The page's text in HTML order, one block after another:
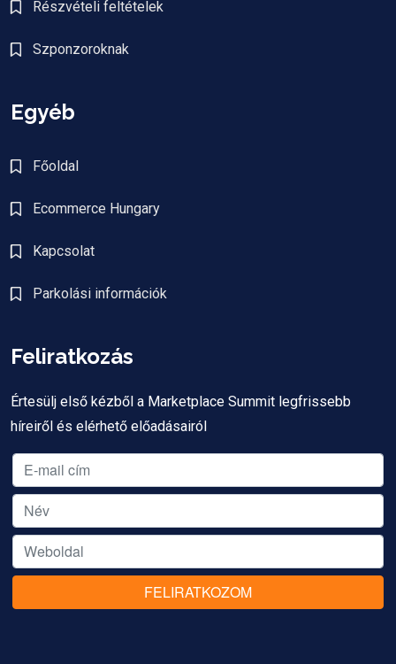
Részvételi feltételek
Szponzoroknak
Egyéb
Főoldal
Ecommerce Hungary
Kapcsolat
Parkolási információk
Feliratkozás
Értesülj első kézből a Marketplace Summit legfrissebb
híreiről és elérhető előadásairól